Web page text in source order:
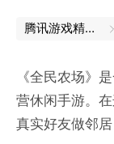
腾讯游戏精品汇聚，让你畅玩不停
《全民农场》
营休闲手游。
真实好友做邻